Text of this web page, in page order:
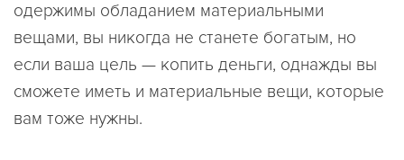
одержимы обладанием материальными
вещами, вы никогда не станете богатым, но
если ваша цель — копить деньги, однажды вы
сможете иметь и материальные вещи, которые
вам тоже нужны.